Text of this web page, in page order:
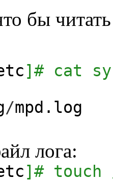
бы
] # cat
/mpd.log
лога:
] # touch